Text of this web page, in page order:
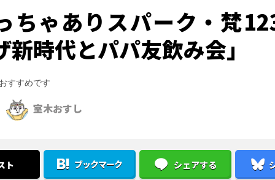
ちゃありスパーク・梵
新時代とパパ友飲み会」
すすめです
室木おすし
ト ブックマーク シェアする